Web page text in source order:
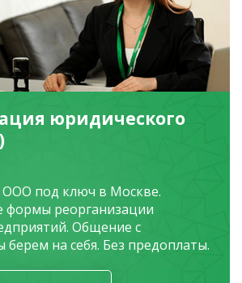
юридического
ООО под ключ в Москве.
формы реорганизации
Общение с
берем на себя. Без предоплаты.